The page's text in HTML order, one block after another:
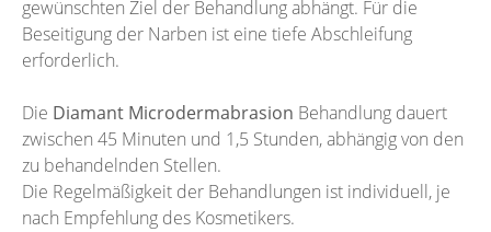
gewünschten Ziel der Behandlung abhängt. Für die
Beseitigung der Narben ist eine tiefe Abschleifung
erforderlich.
Die Diamant Microdermabrasion Behandlung dauert
zwischen 45 Minuten und 1,5 Stunden, abhängig von den
zu behandelnden Stellen.
Die Regelmäßigkeit der Behandlungen ist individuell, je
nach Empfehlung des Kosmetikers.